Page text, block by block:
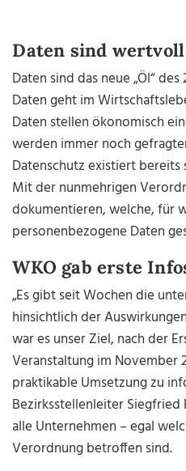
Daten sind wertvoll
Daten sind das neue „Öl“ des
Daten geht im
Daten stellen ökonomisch
werden immer noch
Datenschutz existiert bereits
Mit der nunmehrigen
dokumentieren, welche, für
personenbezogene Daten
WKO gab erste
„Es gibt seit Wochen die
hinsichtlich der
war es unser Ziel, nach der
Veranstaltung im November
praktikable Umsetzung zu
Bezirksstellenleiter Siegfried
alle Unternehmen – egal
Verordnung betroffen sind.